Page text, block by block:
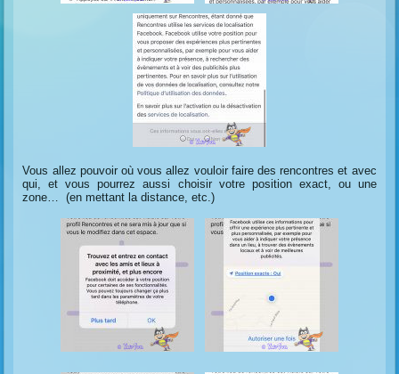
Vous allez pouvoir où vous allez vouloir faire des rencontres et avec
qui, et vous pourrez aussi choisir votre position exact, ou une
zone… (en mettant la distance, etc.)